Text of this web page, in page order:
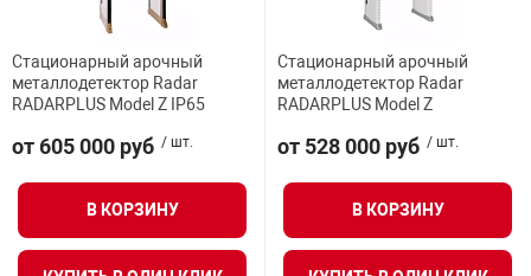
средства охраны
ключи
сигнализации
безопасность
Стационарный арочный
металлодетектор Radar
RADARPLUS Model Z IP65
от 605 000 руб / шт.
В КОРЗИНУ
Стационарный арочный
металлодетектор Radar
RADARPLUS Model Z
от 528 000 руб / шт.
В КОРЗИНУ